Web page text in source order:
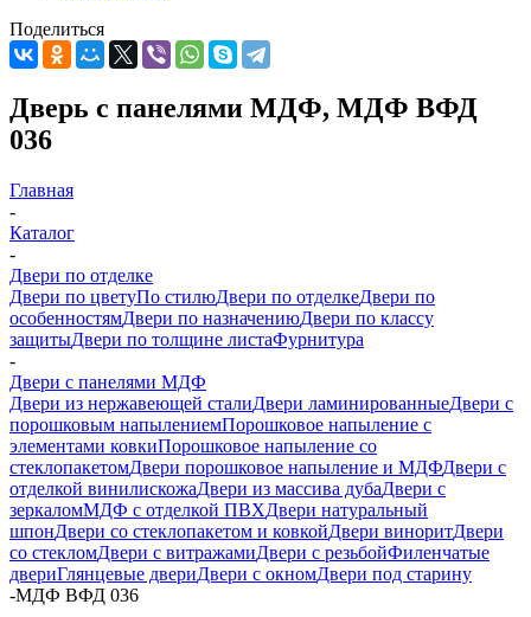
Поделиться
Дверь с панелями МДФ, МДФ ВФД
036
Главная
-
Каталог
-
Двери по отделке
Двери по цветуПо стилюДвери по отделкеДвери по
особенностямДвери по назначениюДвери по классу
защитыДвери по толщине листаФурнитура
-
Двери с панелями МДФ
Двери из нержавеющей сталиДвери ламинированныеДвери с
порошковым напылениемПорошковое напыление с
элементами ковкиПорошковое напыление со
стеклопакетомДвери порошковое напыление и МДФДвери с
отделкой винилискожаДвери из массива дубаДвери с
зеркаломМДФ с отделкой ПВХДвери натуральный
шпонДвери со стеклопакетом и ковкойДвери виноритДвери
со стекломДвери с витражамиДвери с резьбойФиленчатые
двериГлянцевые двериДвери с окномДвери под старину
-МДФ ВФД 036